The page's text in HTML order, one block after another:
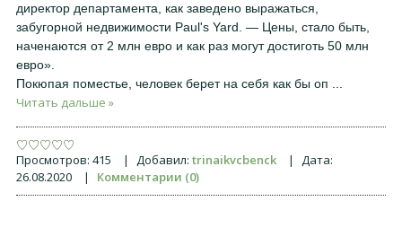
директор департамента, как заведено выражаться,
забугорной недвижимости Paul's Yard. — Цены, стало быть,
наченаются от 2 млн евро и как раз могут достиготь 50 млн
евро».
Покюпая поместье, человек берет на себя как бы оп
Читать дальше »
Просмотров: 415 | Добавил: trinaikvcbenck |
Дата:
26.08.2020
| Комментарии (0)